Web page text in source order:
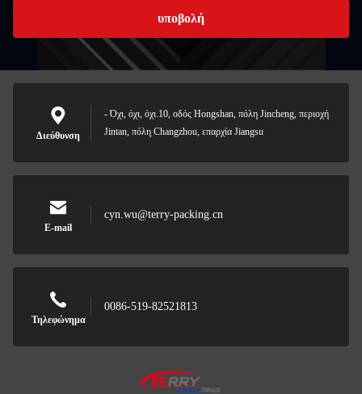
υποβολή
Διεύθυνση
- Όχι, όχι, όχι.10, οδός Hongshan, πόλη Jincheng, περιοχή
Jintan, πόλη Changzhou, επαρχία Jiangsu
E-mail
cyn.wu@terry-packing.cn
Τηλεφώνημα
0086-519-82521813